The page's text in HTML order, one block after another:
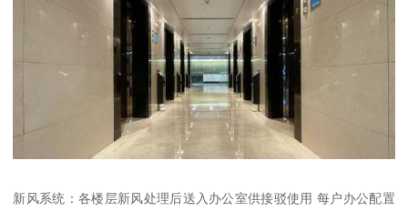
新风系统：各楼层新风处理后送入办公室供接驳使用 每户办公配置